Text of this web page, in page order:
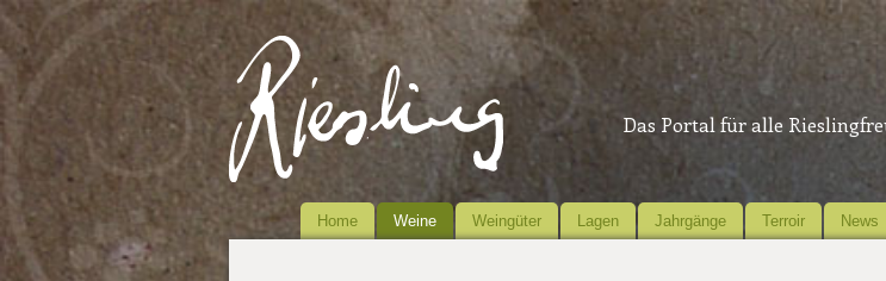
Das Portal für alle
Home Weine Weingüter Lagen Jahrgänge Terroir News